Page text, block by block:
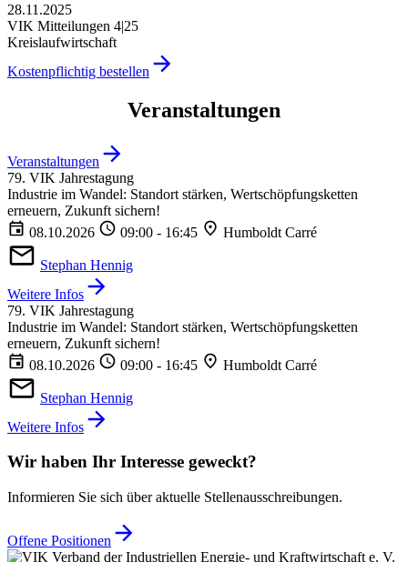
28.11.2025
VIK Mitteilungen 4|25
Kreislaufwirtschaft
Kostenpflichtig bestellen
Veranstaltungen
Veranstaltungen
79. VIK Jahrestagung
Industrie im Wandel: Standort stärken, Wertschöpfungsketten
erneuern, Zukunft sichern!
08.10.2026
09:00 - 16:45 Humboldt Carré
Stephan Hennig
Weitere Infos
79. VIK Jahrestagung
Industrie im Wandel: Standort stärken, Wertschöpfungsketten
erneuern, Zukunft sichern!
08.10.2026
09:00 - 16:45 Humboldt Carré
Stephan Hennig
Weitere Infos
Wir haben Ihr Interesse geweckt?
Informieren Sie sich über aktuelle Stellenausschreibungen.
Offene Positionen